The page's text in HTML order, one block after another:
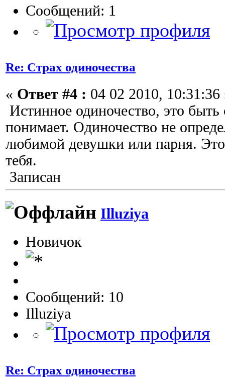
Сообщений: 1
Re: Страх одиночества
« Ответ #4 : 04 02 2010, 10:31:36
Истинное одиночество, это быть
понимает. Одиночество не
любимой девушки или парня. Это
тебя.
Записан
Illuziya
Новичок
Сообщений: 10
Illuziya
Re: Страх одиночества